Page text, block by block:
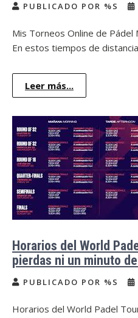
PUBLICADO POR %S
Mis Torneos Online de Pádel
En estos tiempos de
Leer más...
Horarios del World
pierdas ni un minuto
PUBLICADO POR %S
Horarios del World Padel